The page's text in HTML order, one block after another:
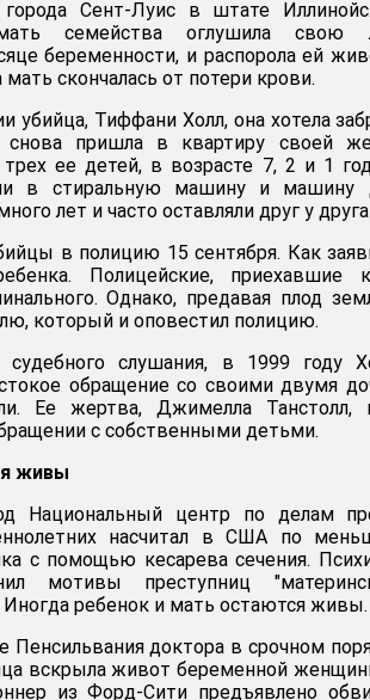
Сент-Луис в штате
семейства оглушила свою
беременности, и распорола ей
скончалась от потери крови.
убийца, Тиффани Холл, она хотела
снова пришла в квартиру своей
трех ее детей, в возрасте 7, 2 и 1
в стиральную машину и машину
лет и часто оставляли друг у друга
в полицию 15 сентября. Как
Полицейские,
Однако, предавая плод
который и оповестил полицию.
слушания, в 1999 году
обращение со своими двумя
Ее жертва, Джимелла
с собственными детьми.
живы
Национальный центр по делам
насчитал в США по
с помощью кесарева сечения.
мотивы преступниц
ребенок и мать остаются живы.
Пенсильвания доктора в срочном
вскрыла живот беременной
из Форд-Сити предъявлено